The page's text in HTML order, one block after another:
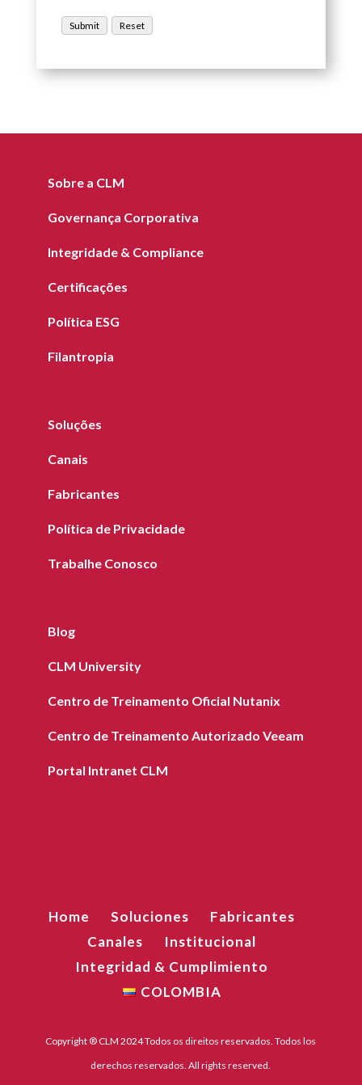
Sobre a CLM
Governança Corporativa
Integridade & Compliance
Certificações
Política ESG
Filantropia
Soluções
Canais
Fabricantes
Política de Privacidade
Trabalhe Conosco
Blog
CLM University
Centro de Treinamento Oficial Nutanix
Centro de Treinamento Autorizado Veeam
Portal Intranet CLM
Home Soluciones
Fabricantes
Canales
Institucional
Integridad & Cumplimiento
COLOMBIA
Copyright ® CLM 2024 Todos os direitos reservados. Todos los
derechos reservados. All rights reserved.